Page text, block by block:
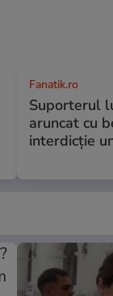
Fanatik.ro
Suporterul
aruncat cu
interdicție